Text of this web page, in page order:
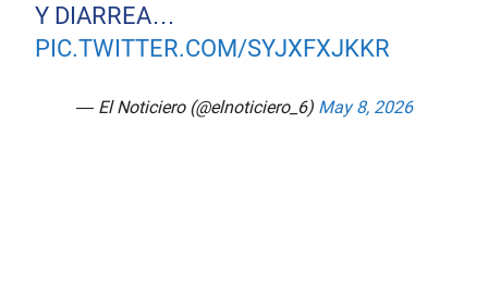
Y DIARREA…
PIC.TWITTER.COM/SYJXFXJKKR
— El Noticiero (@elnoticiero_6) May 8, 2026